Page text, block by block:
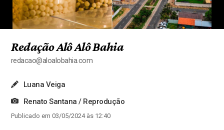
Redação Alô Alô Bahia
redacao@aloalobahia.com
Luana Veiga
Renato Santana / Reprodução
Publicado em 03/05/2024 às 12:40